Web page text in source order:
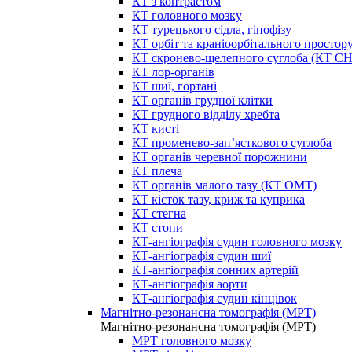
КТ головного мозку
КТ турецького сідла, гіпофізу
КТ орбіт та краніоорбітального
КТ скронево-щелепного суглоба (КТ
КТ лор-органів
КТ шиї, гортані
КТ органів грудної клітки
КТ грудного відділу хребта
КТ кисті
КТ променево-зап’ясткового суглоба
КТ органів черевної порожнини
КТ плеча
КТ органів малого тазу (КТ ОМТ)
КТ кісток тазу, криж та куприка
КТ стегна
КТ стопи
КТ-ангіографія судин головного мозку
КТ-ангіографія судин шиї
КТ-ангіографія сонних артерій
КТ-ангіографія аорти
КТ-ангіографія судин кінцівок
Магнітно-резонансна томографія (МРТ)
Магнітно-резонансна томографія (МРТ)
МРТ головного мозку